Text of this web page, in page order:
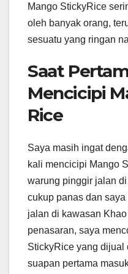
Mango StickyRice
oleh banyak orang,
sesuatu yang ringan
Saat
Mencicipi
Rice
Saya masih ingat
kali mencicipi Mango
warung pinggir jalan
cukup panas dan
jalan di kawasan
penasaran, saya
StickyRice yang dijual
suapan pertama